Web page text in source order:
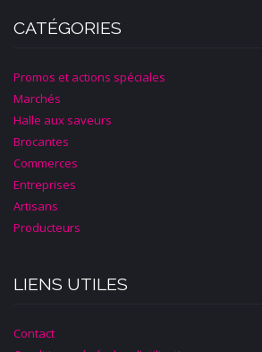
CATÉGORIES
Promos et actions spéciales
Marchés
Halle aux saveurs
Brocantes
Commerces
Entreprises
Artisans
Producteurs
LIENS UTILES
Contact